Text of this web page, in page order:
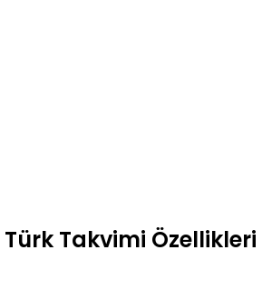
Türk Takvimi Özellikleri